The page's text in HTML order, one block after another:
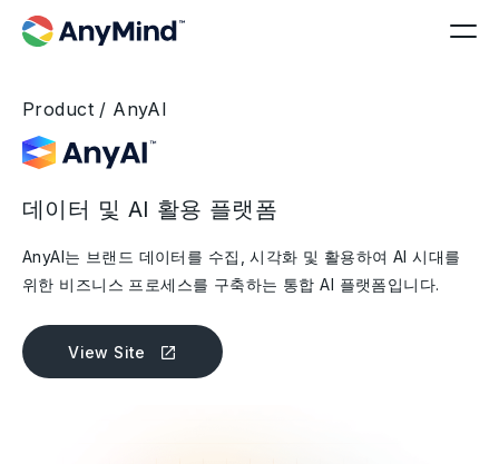
Product / AnyAI
데이터 및 AI 활용 플랫폼
AnyAI는 브랜드 데이터를 수집, 시각화 및 활용하여 AI 시대를
위한 비즈니스 프로세스를 구축하는 통합 AI 플랫폼입니다.
View Site